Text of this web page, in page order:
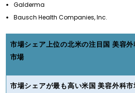
Galderma
Bausch Health Companies, Inc.
市場シェア上位の北米の注目国 美容外
市場
市場シェアが最も高い米国 美容外科市